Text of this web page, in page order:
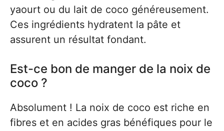
yaourt ou du lait de coco généreusement.
Ces ingrédients hydratent la pâte et
assurent un résultat fondant.
Est-ce bon de manger de la noix de
coco ?
Absolument ! La noix de coco est riche en
fibres et en acides gras bénéfiques pour le